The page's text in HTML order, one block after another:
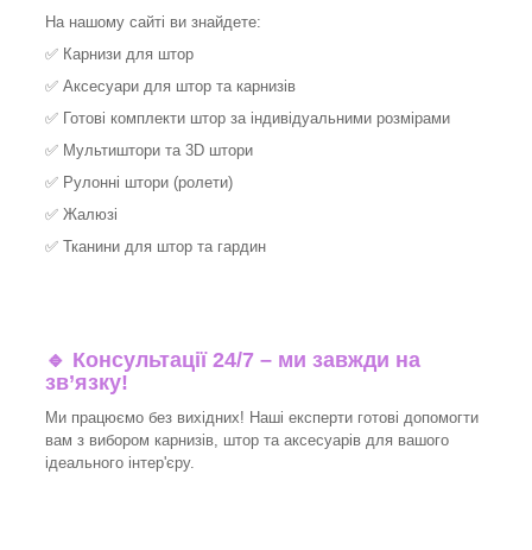
На нашому сайті ви знайдете:
✅ Карнизи для штор
✅ Аксесуари для штор та карнизів
✅ Готові комплекти штор за індивідуальними розмірами
✅ Мультиштори та 3D штори
✅ Рулонні штори (ролети)
✅ Жалюзі
✅ Тканини для штор та гардин
🔹 Консультації 24/7 – ми завжди на
зв’язку!
Ми працюємо без вихідних! Наші експерти готові допомогти
вам з вибором карнизів, штор та аксесуарів для вашого
ідеального інтер'єру.​